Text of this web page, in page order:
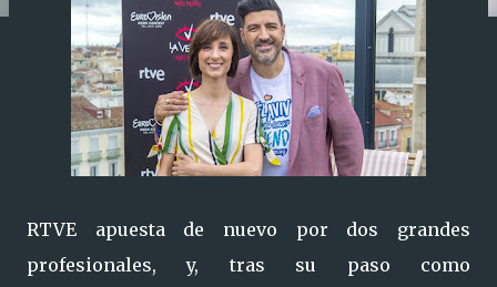
RTVE apuesta de nuevo por dos grandes
profesionales, y, tras su paso como